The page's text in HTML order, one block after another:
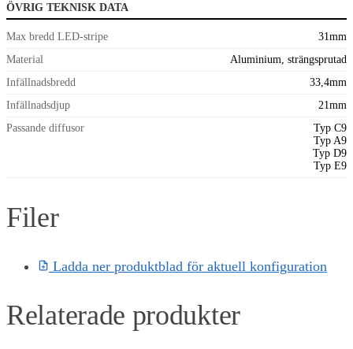
ÖVRIG TEKNISK DATA
Max bredd LED-stripe
31mm
Material
Aluminium, strängsprutad
Infällnadsbredd
33,4mm
Infällnadsdjup
21mm
Passande diffusor
Typ C9
Typ A9
Typ D9
Typ E9
Filer
Ladda ner produktblad för aktuell konfiguration
Relaterade produkter